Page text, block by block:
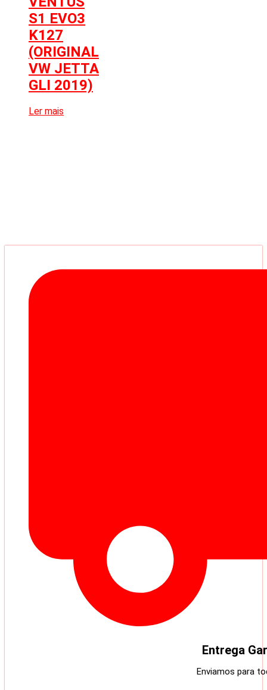
S1 EVO3
K127
(ORIGINAL
VW JETTA
GLI 2019)
Ler mais
Entrega
Enviamos para